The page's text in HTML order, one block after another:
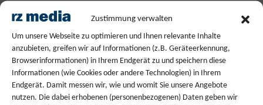
Zustimmung verwalten
Um unsere Webseite zu optimieren und Ihnen relevante Inhalte
anzubieten, greifen wir auf Informationen (z.B. Geräteerkennung,
Browserinformationen) in Ihrem Endgerät zu und speichern diese
Informationen (wie Cookies oder andere Technologien) in Ihrem
Endgerät. Damit messen wir, wie und womit Sie unsere Angebote
nutzen. Die dabei erhobenen (personenbezogenen) Daten geben wir
Suchen